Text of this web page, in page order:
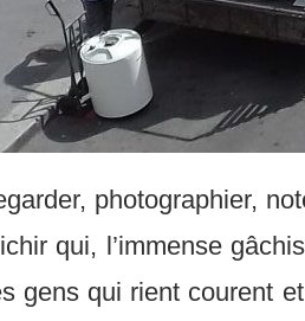
photographier,
qui, l’immense
gens qui rient courent